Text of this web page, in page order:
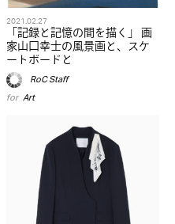
2021.02.27
「記録と記憶の間を描く」 画
家山口幸士の風景画と、スケ
ートボードと
RoC Staff
for Art